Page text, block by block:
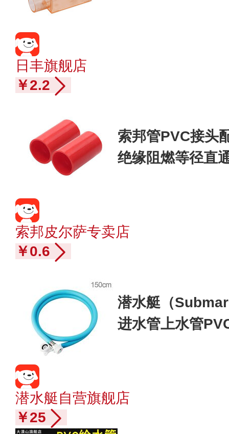
日丰旗舰店
￥2.2
索邦管PVC接头
绝缘阻燃等径直
索邦皮尔萨专卖店
￥0.6
潜水艇（
进水管上水管
潜水艇自营旗舰店
￥25